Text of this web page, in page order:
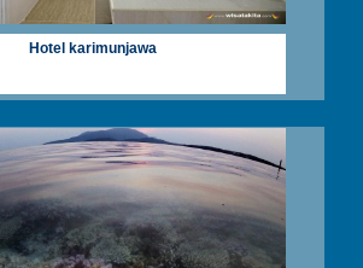
Hotel karimunjawa